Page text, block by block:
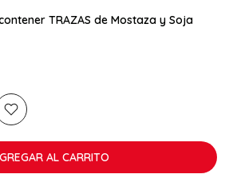
TRAZAS de Mostaza y Soja
AL CARRITO